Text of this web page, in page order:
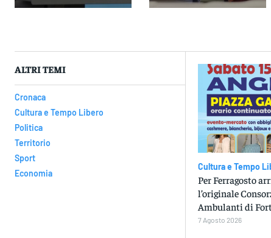
ALTRI TEMI
Cronaca
Cultura e Tempo Libero
Politica
Territorio
Sport
Economia
Cultura e Tempo
Per Ferragosto
l’originale
Ambulanti di
7 Agosto 2026